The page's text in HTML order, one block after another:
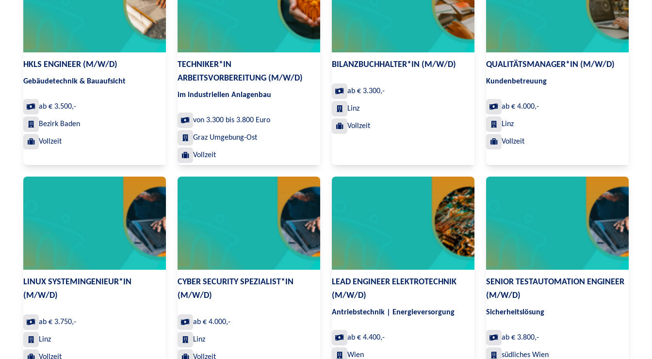
HKLS ENGINEER (M/W/D)
Gebäudetechnik & Bauaufsicht
ab € 3.500,-
Bezirk Baden
Vollzeit
TECHNIKER*IN
ARBEITSVORBEREITUNG (M/W/D)
im industriellen Anlagenbau
von 3.300 bis 3.800 Euro
Graz Umgebung-Ost
Vollzeit
BILANZBUCHHALTER*IN (M/W/D)
ab € 3.300,-
Linz
Vollzeit
QUALITÄTSMANAGER*IN (M/W/D)
Kundenbetreuung
ab € 4.000,-
Linz
Vollzeit
LINUX SYSTEMINGENIEUR*IN
(M/W/D)
ab € 3.750,-
Linz
Vollzeit
CYBER SECURITY SPEZIALIST*IN
(M/W/D)
ab € 4.000,-
Linz
Vollzeit
LEAD ENGINEER ELEKTROTECHNIK
(M/W/D)
Antriebstechnik | Energieversorgung
ab € 4.400,-
Wien
SENIOR TESTAUTOMATION ENGINEER
(M/W/D)
Sicherheitslösung
ab € 3.800,-
südliches Wien